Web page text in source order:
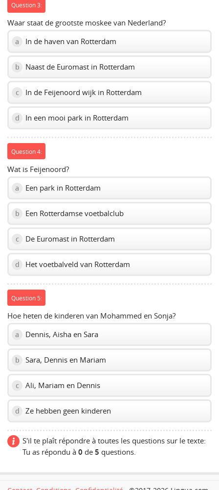
Question 3:
Waar staat de grootste moskee van Nederland?
a In de haven van Rotterdam
b Naast de Euromast in Rotterdam
c In de Feijenoord wijk in Rotterdam
d In een mooi park in Rotterdam
Question 4:
Wat is Feijenoord?
a Een park in Rotterdam
b Een Rotterdamse voetbalclub
c De Euromast in Rotterdam
d Het voetbalveld van Rotterdam
Question 5:
Hoe heten de kinderen van Mohammed en Sonja?
a Dennis, Aisha en Sara
b Sara, Dennis en Mariam
c Ali, Mariam en Dennis
d Ze hebben geen kinderen
S'il te plaît répondre à toutes les questions sur le texte:
Tu as répondu à 0 de 5 questions.